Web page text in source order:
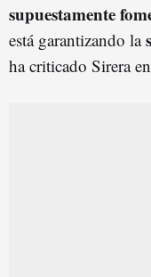
supuestamente
está garantizando la
ha criticado Sirera